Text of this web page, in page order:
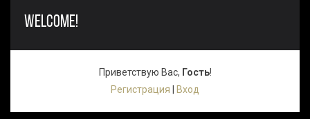
WELCOME!
Приветствую Вас, Гость!
Регистрация
Вход